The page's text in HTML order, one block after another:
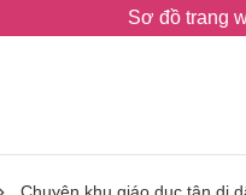
Sơ đồ trang